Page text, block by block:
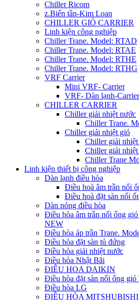
Chiller Ricom
z.Biến tần-Kim Loan
CHILLER GIÓ CARRIER
Linh kiện công nghiệp
Chiller Trane. Model: RTAD
Chiller Trane. Model: RTAE
Chiller Trane. Model: RTHE
Chiller Trane. Model: RTHG
VRF Carrier
Mini VRF- Carrier
VRF- Dàn lạnh-Carrier
CHILLER CARRIER
Chiller giải nhiệt nước
Chiller Trane.
Chiller giải nhiệt gió
Chiller giải
Chiller giải
Chiller Trane
Linh kiện thiết bị công nghiệp
Dàn lạnh điều hòa
Điều hoà âm trần nối
Điều hoà đặt sàn nối
Dàn nóng điều hòa
Điều hòa âm trần nối ống
NEW
Điều hòa áp trần Trane.
Điều hòa đặt sàn tủ đứng
Điều hòa giải nhiệt nước
Điều hòa Nhật Bãi
ĐIÊU HOA DAIKIN
Điều hòa đặt sàn nối ống
Điều hòa LG
ĐIỀU HÒA MITSHUBISHI